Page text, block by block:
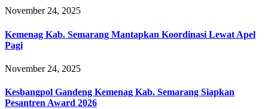
November 24, 2025
Kemenag Kab. Semarang Mantapkan Koordinasi Lewat Apel
Pagi
November 24, 2025
Kesbangpol Gandeng Kemenag Kab. Semarang Siapkan
Pesantren Award 2026